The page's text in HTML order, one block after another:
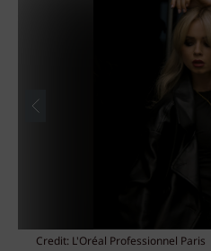
Credit: L'Oréal Professionnel Paris